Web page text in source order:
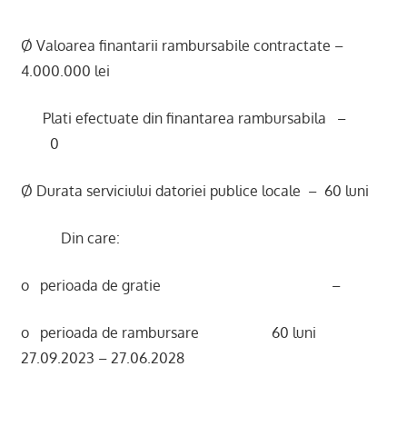
Ø Valoarea finantarii rambursabile contractate –
4.000.000 lei
Plati efectuate din finantarea rambursabila –
0
Ø Durata serviciului datoriei publice locale – 60 luni
Din care:
o perioada de gratie –
o perioada de rambursare 60 luni
27.09.2023 – 27.06.2028